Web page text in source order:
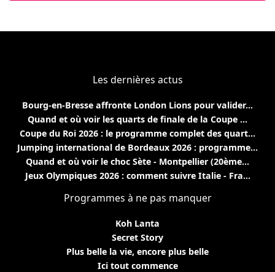
Les dernières actus
Bourg-en-Bresse affronte London Lions pour valider...
Quand et où voir les quarts de finale de la Coupe ...
Coupe du Roi 2026 : le programme complet des quart...
Jumping international de Bordeaux 2026 : programme...
Quand et où voir le choc Sète - Montpellier (20ème...
Jeux Olympiques 2026 : comment suivre Italie - Fra...
Programmes à ne pas manquer
Koh Lanta
Secret Story
Plus belle la vie, encore plus belle
Ici tout commence